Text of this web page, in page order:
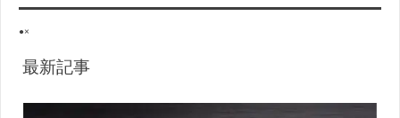
●×
最新記事